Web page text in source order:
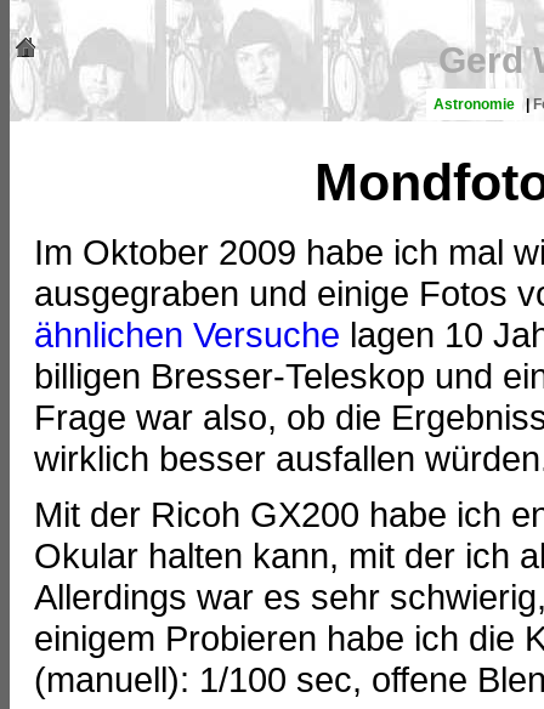
Gerd
Astronomie |
Im Oktober 2009 habe ich mal
ausgegraben und einige Fotos
ähnlichen Versuche lagen 10
billigen Bresser-Teleskop und
Frage war also, ob die
wirklich besser ausfallen
Mit der Ricoh GX200 habe ich
Okular halten kann, mit der ich
Allerdings war es sehr
einigem Probieren habe ich die
(manuell): 1/100 sec, offene